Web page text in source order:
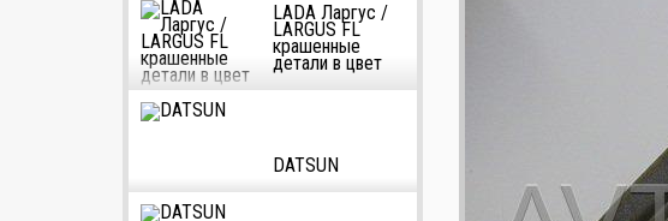
LADA Ларгус /
LARGUS FL
крашенные
детали в цвет
DATSUN